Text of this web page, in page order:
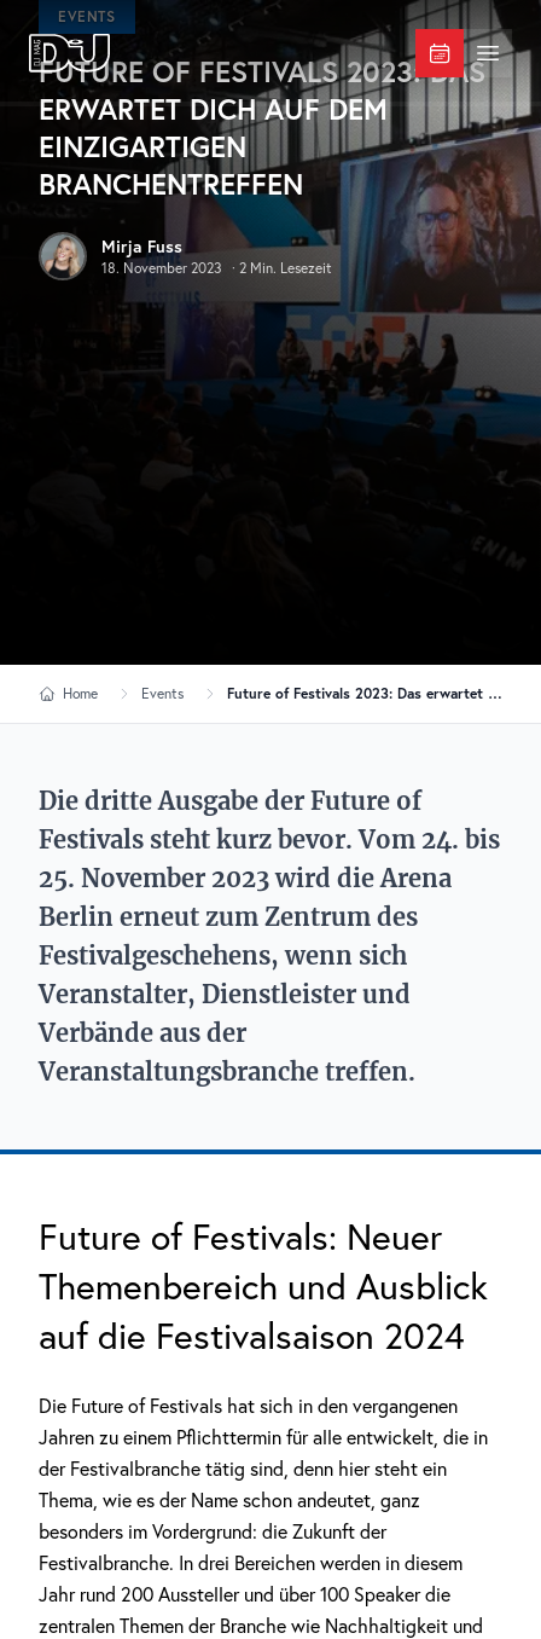
Zum Hauptinhalt springen
DJ Mag Germany Menü
EVENTS
FUTURE OF FESTIVALS 2023: DAS
ERWARTET DICH AUF DEM
EINZIGARTIGEN
BRANCHENTREFFEN
Mirja Fuss
18. November 2023 · 2 Min. Lesezeit
Home Events Future of Festivals 2023: Das erwartet dich auf dem einzigartigen Branchentreffen
Die dritte Ausgabe der Future of
Festivals steht kurz bevor. Vom 24. bis
25. November 2023 wird die Arena
Berlin erneut zum Zentrum des
Festivalgeschehens, wenn sich
Veranstalter, Dienstleister und
Verbände aus der
Veranstaltungsbranche treffen.
Future of Festivals: Neuer
Themenbereich und Ausblick
auf die Festivalsaison 2024
Die Future of Festivals hat sich in den vergangenen
Jahren zu einem Pflichttermin für alle entwickelt, die in
der Festivalbranche tätig sind, denn hier steht ein
Thema, wie es der Name schon andeutet, ganz
besonders im Vordergrund: die Zukunft der
Festivalbranche. In drei Bereichen werden in diesem
Jahr rund 200 Aussteller und über 100 Speaker die
zentralen Themen der Branche wie Nachhaltigkeit und